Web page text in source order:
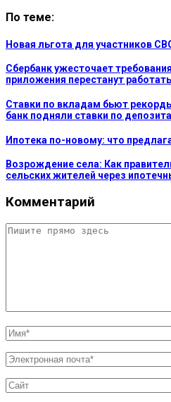
По теме:
Новая льгота для участников
Сбербанк ужесточает
приложения перестанут
Ставки по вкладам бьют
банк подняли ставки по
Ипотека по-новому: что
Возрождение села: Как
сельских жителей через
Комментарий